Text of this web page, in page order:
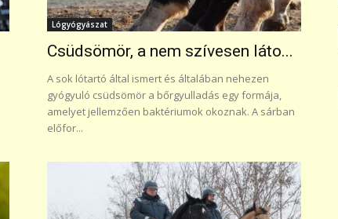
Lógyógyászat
Csüdsömör, a nem szívesen láto...
A sok lótartó által ismert és általában nehezen
gyógyuló csüdsömör a bőrgyulladás egy formája,
amelyet jellemzően baktériumok okoznak. A sárban
előfor...